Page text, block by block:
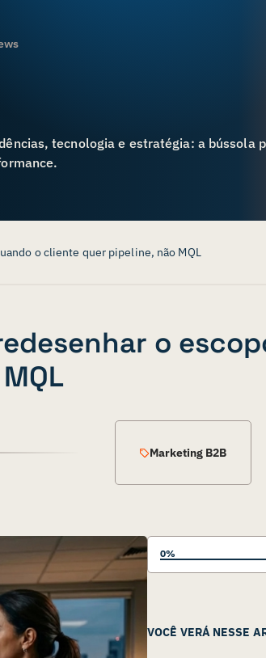
tecnologia e estratégia: a bússola
o cliente quer pipeline, não MQL
o
Marketing B2B
0%
VOCÊ VERÁ NESSE